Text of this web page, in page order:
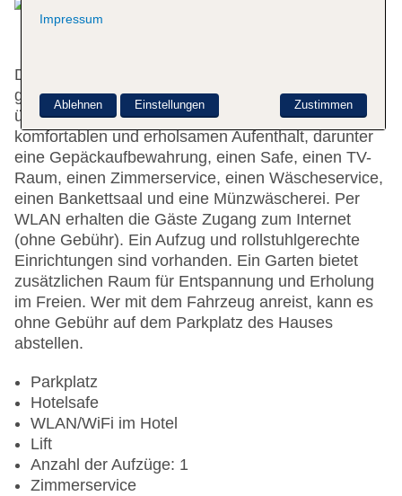
Das freundliche Personal an der Rezeption ist
gerne bei allen Fragen behilflich. Das Hotel verfügt
über verschiedene Annehmlichkeiten für einen
komfortablen und erholsamen Aufenthalt, darunter
eine Gepäckaufbewahrung, einen Safe, einen TV-
Raum, einen Zimmerservice, einen Wäscheservice,
einen Bankettsaal und eine Münzwäscherei. Per
WLAN erhalten die Gäste Zugang zum Internet
(ohne Gebühr). Ein Aufzug und rollstuhlgerechte
Einrichtungen sind vorhanden. Ein Garten bietet
zusätzlichen Raum für Entspannung und Erholung
im Freien. Wer mit dem Fahrzeug anreist, kann es
ohne Gebühr auf dem Parkplatz des Hauses
abstellen.
Parkplatz
Hotelsafe
WLAN/WiFi im Hotel
Lift
Anzahl der Aufzüge: 1
Zimmerservice
Impressum
Zustimmen
Ablehnen Einstellungen